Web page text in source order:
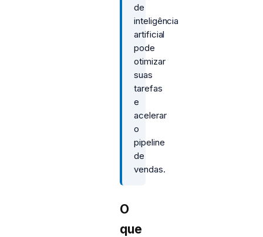
de
inteligência
artificial
pode
otimizar
suas
tarefas
e
acelerar
o
pipeline
de
vendas.
O
que